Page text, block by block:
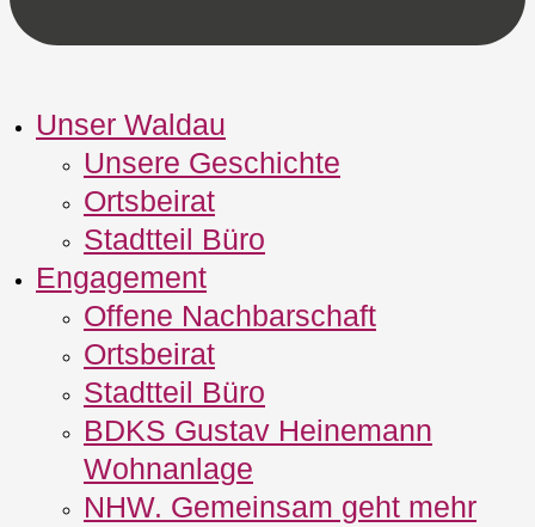
Unser Waldau
Unsere Geschichte
Ortsbeirat
Stadtteil Büro
Engagement
Offene Nachbarschaft
Ortsbeirat
Stadtteil Büro
BDKS Gustav Heinemann
Wohnanlage
NHW. Gemeinsam geht mehr